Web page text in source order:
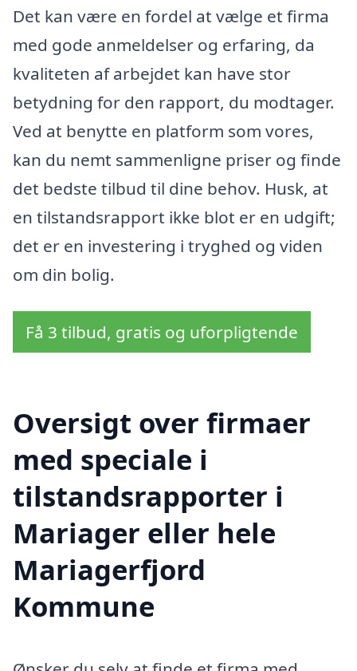
Det kan være en fordel at vælge et firma
med gode anmeldelser og erfaring, da
kvaliteten af arbejdet kan have stor
betydning for den rapport, du modtager.
Ved at benytte en platform som vores,
kan du nemt sammenligne priser og finde
det bedste tilbud til dine behov. Husk, at
en tilstandsrapport ikke blot er en udgift;
det er en investering i tryghed og viden
om din bolig.
Få 3 tilbud, gratis og uforpligtende
Oversigt over firmaer
med speciale i
tilstandsrapporter i
Mariager eller hele
Mariagerfjord
Kommune